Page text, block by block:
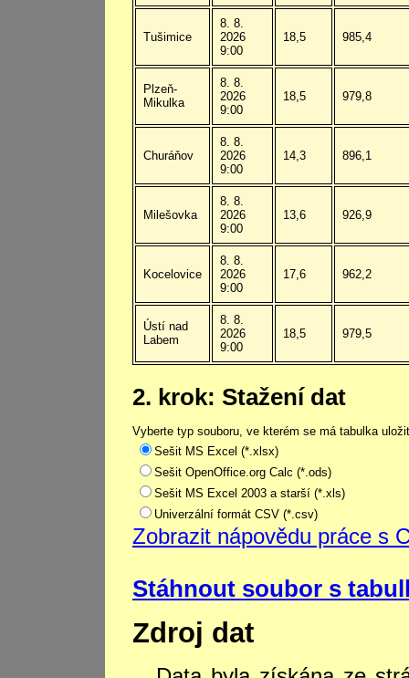
Tušimice
8. 8.
2026
9:00
18,5 985,4
Plzeň-
Mikulka
8. 8.
2026
9:00
18,5 979,8
Churáňov
8. 8.
2026
9:00
14,3 896,1
Milešovka
8. 8.
2026
9:00
13,6 926,9
Kocelovice
8. 8.
2026
9:00
17,6 962,2
Ústí nad
Labem
8. 8.
2026
9:00
18,5 979,5
2. krok: Stažení dat
Vyberte typ souboru, ve kterém se má tabulka
Sešit MS Excel (*.xlsx)
Sešit OpenOffice.org Calc (*.ods)
Sešit MS Excel 2003 a starší (*.xls)
Univerzální formát CSV (*.csv)
Zobrazit nápovědu práce s
Stáhnout soubor s
Zdroj dat